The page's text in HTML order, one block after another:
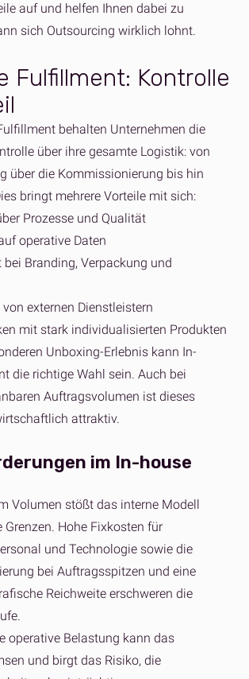
auf und helfen Ihnen dabei zu
sich Outsourcing wirklich lohnt.
Fulfillment: Kontrolle
behalten Unternehmen die
über ihre gesamte Logistik: von
über die Kommissionierung bis hin
bringt mehrere Vorteile mit sich:
Prozesse und Qualität
operative Daten
Branding, Verpackung und
externen Dienstleistern
mit stark individualisierten Produkten
Unboxing-Erlebnis kann In-
die richtige Wahl sein. Auch bei
Auftragsvolumen ist dieses
attraktiv.
im In-house
Volumen stößt das interne Modell
Grenzen. Hohe Fixkosten für
und Technologie sowie die
bei Auftragsspitzen und eine
Reichweite erschweren die
operative Belastung kann das
und birgt das Risiko, die